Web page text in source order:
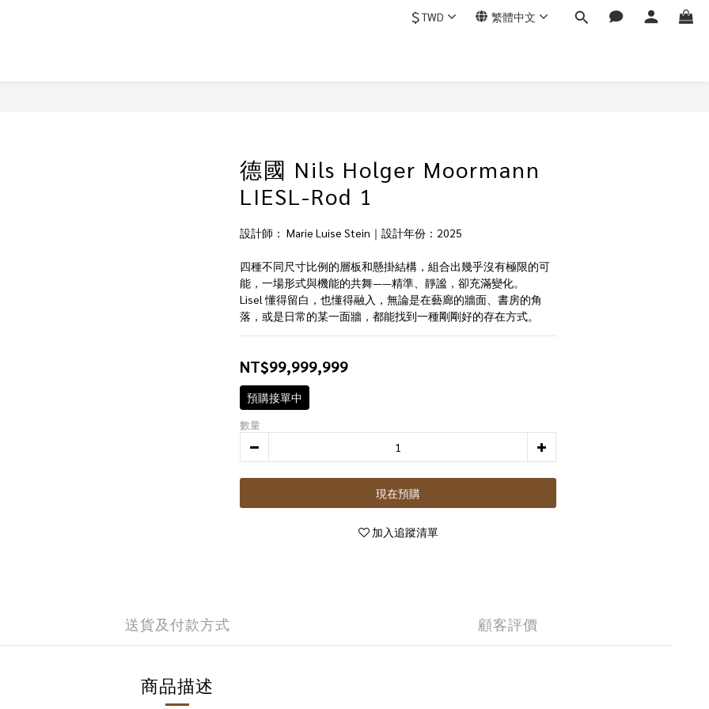
$TWD 繁體中文
德國 Nils Holger Moormann
LIESL-Rod 1
設計師： Marie Luise Stein｜設計年份：2025
四種不同尺寸比例的層板和懸掛結構，組合出幾乎沒有極限的可
能，一場形式與機能的共舞——精準、靜謐，卻充滿變化。
Lisel 懂得留白，也懂得融入，無論是在藝廊的牆面、書房的角
落，或是日常的某一面牆，都能找到一種剛剛好的存在方式。
NT$99,999,999
預購接單中
數量
現在預購
加入追蹤清單
送貨及付款方式 顧客評價
商品描述